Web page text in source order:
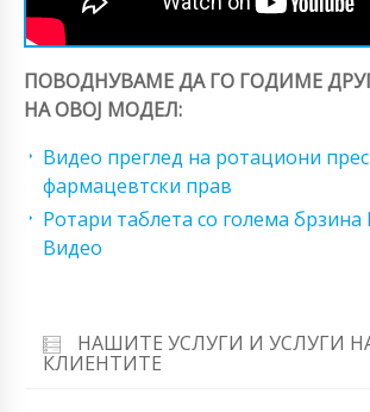
ПОВОДНУВАМЕ ДА ГО ГОДИМЕ
НА ОВОЈ МОДЕЛ:
Видео преглед на ротациони
фармацевтски прав
Ротари таблета со голема брзина
Видео
НАШИТЕ УСЛУГИ И УСЛУГИ
КЛИЕНТИТЕ